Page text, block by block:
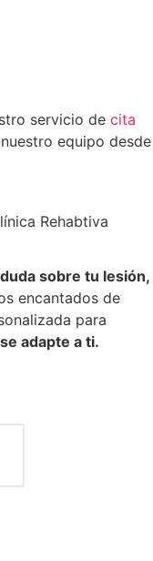
servicio de cita
equipo desde
sobre tu lesión,
encantados de
para
adapte a ti.